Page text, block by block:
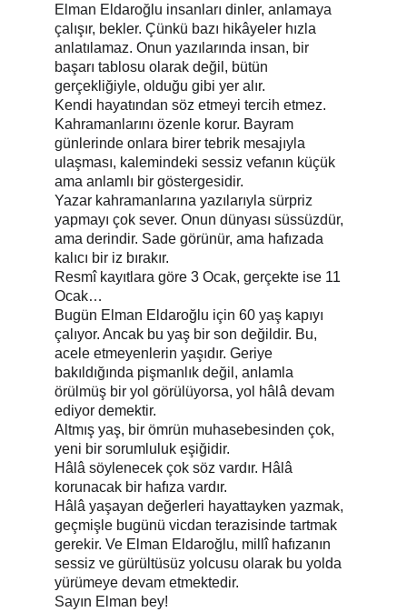
Elman Eldaroğlu insanları dinler, anlamaya
çalışır, bekler. Çünkü bazı hikâyeler hızla
anlatılamaz. Onun yazılarında insan, bir
başarı tablosu olarak değil, bütün
gerçekliğiyle, olduğu gibi yer alır.
Kendi hayatından söz etmeyi tercih etmez.
Kahramanlarını özenle korur. Bayram
günlerinde onlara birer tebrik mesajıyla
ulaşması, kalemindeki sessiz vefanın küçük
ama anlamlı bir göstergesidir.
Yazar kahramanlarına yazılarıyla sürpriz
yapmayı çok sever. Onun dünyası süssüzdür,
ama derindir. Sade görünür, ama hafızada
kalıcı bir iz bırakır.
Resmî kayıtlara göre 3 Ocak, gerçekte ise 11
Ocak…
Bugün Elman Eldaroğlu için 60 yaş kapıyı
çalıyor. Ancak bu yaş bir son değildir. Bu,
acele etmeyenlerin yaşıdır. Geriye
bakıldığında pişmanlık değil, anlamla
örülmüş bir yol görülüyorsa, yol hâlâ devam
ediyor demektir.
Altmış yaş, bir ömrün muhasebesinden çok,
yeni bir sorumluluk eşiğidir.
Hâlâ söylenecek çok söz vardır. Hâlâ
korunacak bir hafıza vardır.
Hâlâ yaşayan değerleri hayattayken yazmak,
geçmişle bugünü vicdan terazisinde tartmak
gerekir. Ve Elman Eldaroğlu, millî hafızanın
sessiz ve gürültüsüz yolcusu olarak bu yolda
yürümeye devam etmektedir.
Sayın Elman bey!